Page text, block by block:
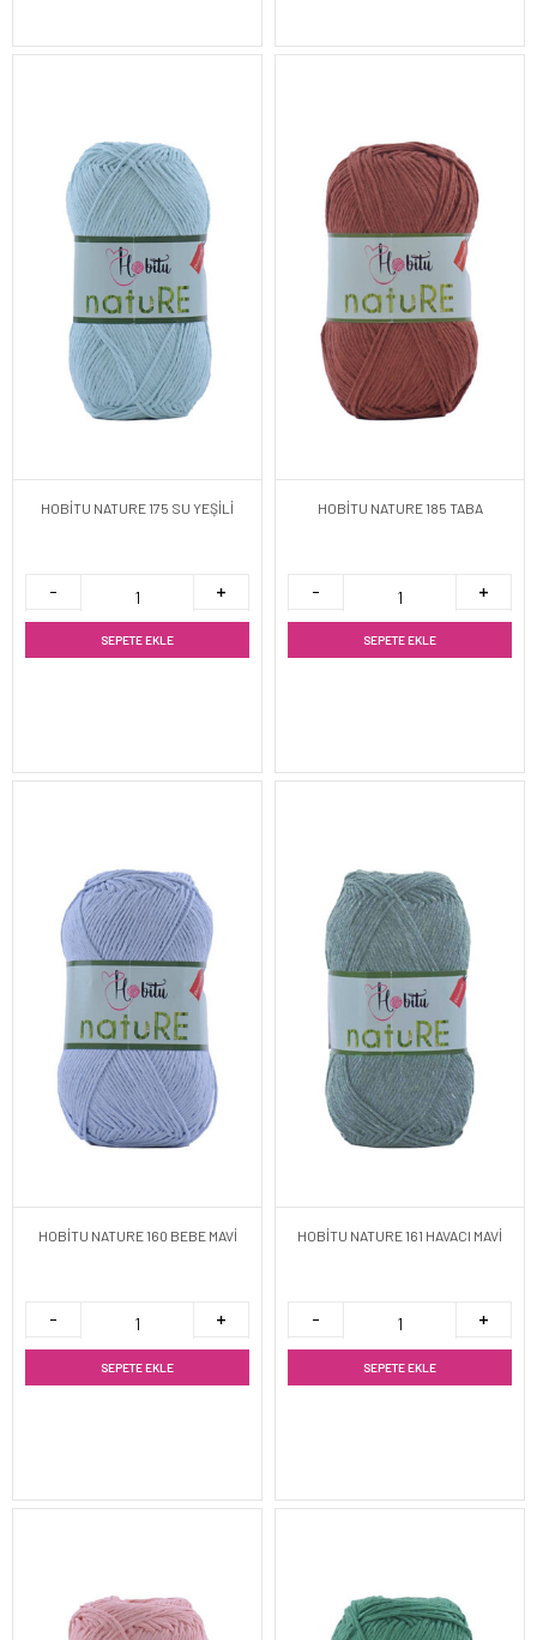
HOBİTU NATURE 175 SU YEŞİLİ
SEPETE EKLE
HOBİTU NATURE 185 TABA
SEPETE EKLE
HOBİTU NATURE 160 BEBE MAVİ
SEPETE EKLE
HOBİTU NATURE 161 HAVACI MAVİ
SEPETE EKLE